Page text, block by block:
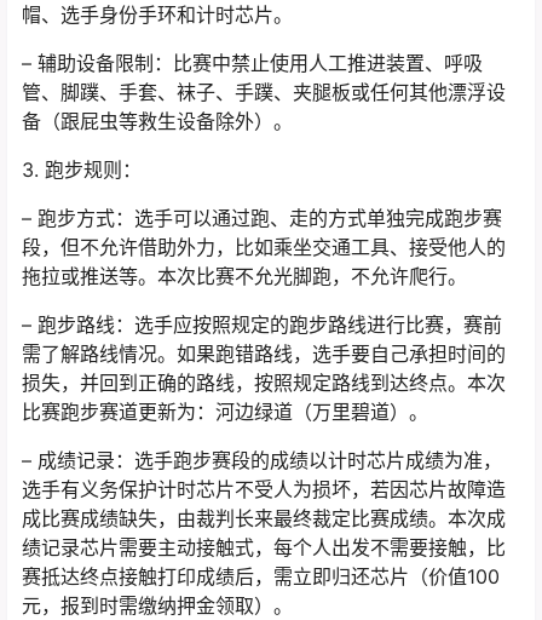
帽、选手身份手环和计时芯片。
– 辅助设备限制：比赛中禁止使用人工推进装置、呼吸
管、脚蹼、手套、袜子、手蹼、夹腿板或任何其他漂浮设
备（跟屁虫等救生设备除外）。
3. 跑步规则：
– 跑步方式：选手可以通过跑、走的方式单独完成跑步赛
段，但不允许借助外力，比如乘坐交通工具、接受他人的
拖拉或推送等。本次比赛不允光脚跑，不允许爬行。
– 跑步路线：选手应按照规定的跑步路线进行比赛，赛前
需了解路线情况。如果跑错路线，选手要自己承担时间的
损失，并回到正确的路线，按照规定路线到达终点。本次
比赛跑步赛道更新为：河边绿道（万里碧道）。
– 成绩记录：选手跑步赛段的成绩以计时芯片成绩为准，
选手有义务保护计时芯片不受人为损坏，若因芯片故障造
成比赛成绩缺失，由裁判长来最终裁定比赛成绩。本次成
绩记录芯片需要主动接触式，每个人出发不需要接触，比
赛抵达终点接触打印成绩后，需立即归还芯片（价值100
元，报到时需缴纳押金领取）。